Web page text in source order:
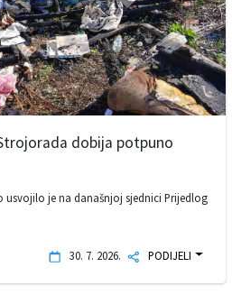
dobija potpuno
usvojilo je na današnjoj sjednici Prijedlog
30. 7. 2026. PODIJELI